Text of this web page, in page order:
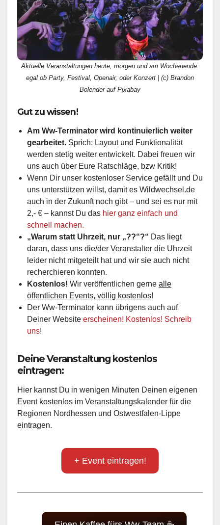
Aktuelle Veranstaltungen heute, morgen und am Wochenende:
egal ob Party, Festival, Openair, oder Konzert | (c) Brandon
Bolender auf Pixabay
Gut zu wissen!
Am Ww-Terminator wird kontinuierlich weiter
gearbeitet. Sprich: Layout und Funktionalität
werden stetig weiter entwickelt. Dabei freuen wir
uns auch über Eure Ratschläge, bzw Kritik!
Wenn Dir unser kostenloser Service gefällt und Du
uns unterstützen willst, damit es Wildwechsel.de
auch in der Zukunft noch gibt – und sei es nur mit
2,- € – kannst Du das hier ganz einfach und
schnell machen.
„Warum statt Uhrzeit, nur „??“?“ Das liegt
daran, dass uns die/der Veranstalter die Uhrzeit
leider nicht mitgeteilt hat und wir sie auch nicht
recherchieren konnten.
Kostenlos! Wir veröffentlichen gerne alle
öffentlichen Events, völlig kostenlos!
Der Ww-Terminator kann übrigens auch auf
Deiner Website erscheinen! Kostenlos! Schreib
uns!
Deine Veranstaltung kostenlos
eintragen:
Hier kannst Du in wenigen Minuten Deinen eigenen
Event kostenlos im Veranstaltungskalender für die
Regionen Nordhessen und Ostwestfalen-Lippe
eintragen.
+ Event eintragen!